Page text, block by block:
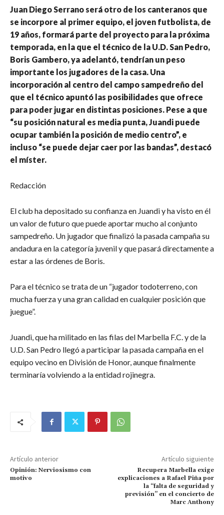
Juan Diego Serrano será otro de los canteranos que
se incorpore al primer equipo, el joven futbolista, de
19 años, formará parte del proyecto para la próxima
temporada, en la que el técnico de la U.D. San Pedro,
Boris Gambero, ya adelantó, tendrían un peso
importante los jugadores de la casa. Una
incorporación al centro del campo sampedreño del
que el técnico apuntó las posibilidades que ofrece
para poder jugar en distintas posiciones. Pese a que
“su posición natural es media punta, Juandi puede
ocupar también la posición de medio centro”, e
incluso “se puede dejar caer por las bandas”, destacó
el míster.
Redacción
El club ha depositado su confianza en Juandi y ha visto en él
un valor de futuro que puede aportar mucho al conjunto
sampedreño. Un jugador que finalizó la pasada campaña su
andadura en la categoría juvenil y que pasará directamente a
estar a las órdenes de Boris.
Para el técnico se trata de un “jugador todoterreno, con
mucha fuerza y una gran calidad en cualquier posición que
juegue”.
Juandi, que ha militado en las filas del Marbella F.C. y de la
U.D. San Pedro llegó a participar la pasada campaña en el
equipo vecino en División de Honor, aunque finalmente
terminaría volviendo a la entidad rojinegra.
Artículo anterior
Opinión: Nerviosismo con
motivo
Artículo siguiente
Recupera Marbella exige
explicaciones a Rafael Piña por
la “falta de seguridad y
previsión” en el concierto de
Marc Anthony